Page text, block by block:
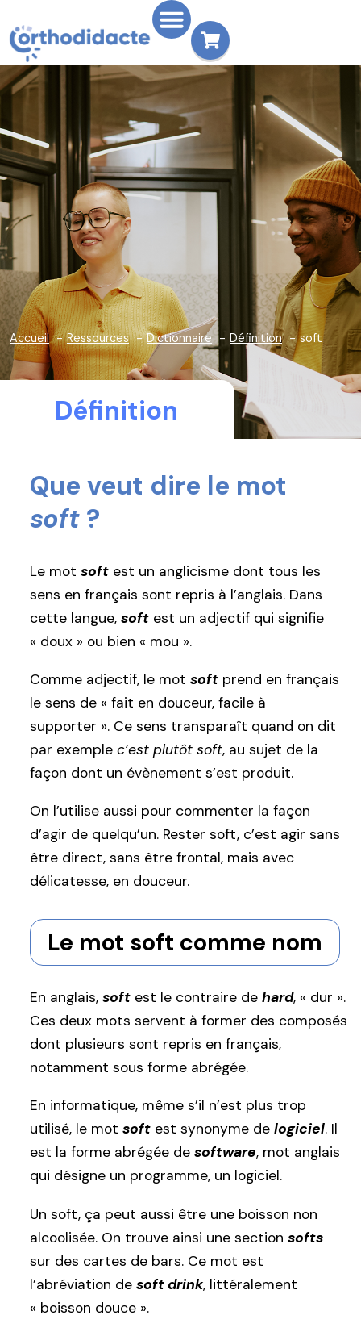
Accueil Ressources Dictionnaire Définition soft
Définition
Que veut dire le mot
soft ?
Le mot soft est un anglicisme dont tous les
sens en français sont repris à l’anglais. Dans
cette langue, soft est un adjectif qui signifie
« doux » ou bien « mou ».
Comme adjectif, le mot soft prend en français
le sens de « fait en douceur, facile à
supporter ». Ce sens transparaît quand on dit
par exemple c’est plutôt soft, au sujet de la
façon dont un évènement s’est produit.
On l’utilise aussi pour commenter la façon
d’agir de quelqu’un. Rester soft, c’est agir sans
être direct, sans être frontal, mais avec
délicatesse, en douceur.
Le mot soft comme nom
En anglais, soft est le contraire de hard, « dur ».
Ces deux mots servent à former des composés
dont plusieurs sont repris en français,
notamment sous forme abrégée.
En informatique, même s’il n’est plus trop
utilisé, le mot soft est synonyme de logiciel. Il
est la forme abrégée de software, mot anglais
qui désigne un programme, un logiciel.
Un soft, ça peut aussi être une boisson non
alcoolisée. On trouve ainsi une section softs
sur des cartes de bars. Ce mot est
l’abréviation de soft drink, littéralement
« boisson douce ».